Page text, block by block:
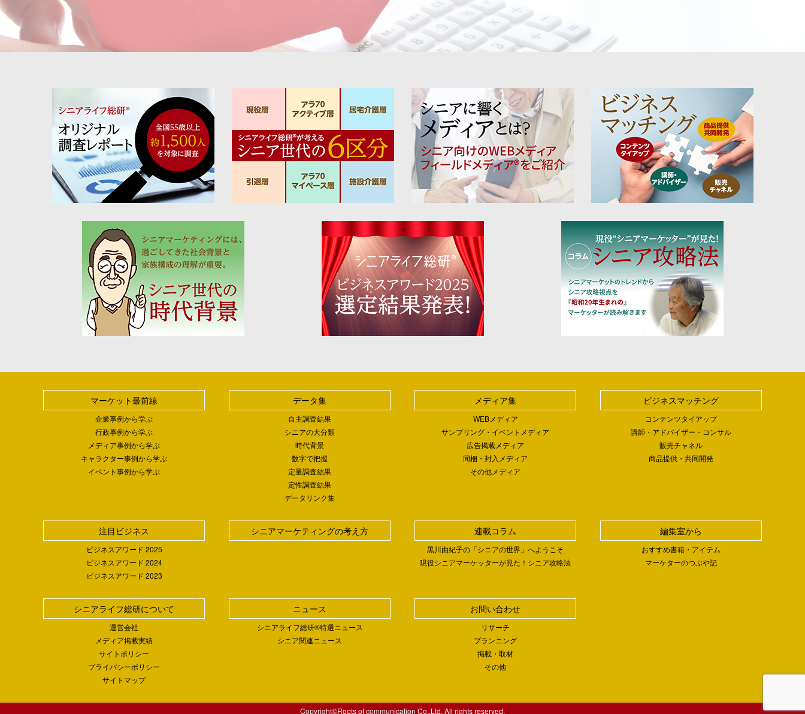
マーケット最前線
企業事例から学ぶ
行政事例から学ぶ
メディア事例から学ぶ
キャラクター事例から学ぶ
イベント事例から学ぶ
データ集
自主調査結果
シニアの大分類
時代背景
数字で把握
定量調査結果
定性調査結果
データリンク集
メディア集
WEBメディア
サンプリング・イベントメディア
広告掲載メディア
同梱・封入メディア
その他メディア
ビジネスマッチング
コンテンツタイアップ
講師・アドバイザー・コンサル
販売チャネル
商品提供・共同開発
注目ビジネス
ビジネスアワード 2025
ビジネスアワード 2024
ビジネスアワード 2023
シニアマーケティングの考え方 連載コラム
黒川由紀子の「シニアの世界」へようこそ
現役シニアマーケッターが見た！シニア攻略法
編集室から
おすすめ書籍・アイテム
マーケターのつぶや記
シニアライフ総研について
運営会社
メディア掲載実績
サイトポリシー
プライバシーポリシー
サイトマップ
ニュース
シニアライフ総研®特選ニュース
シニア関連ニュース
お問い合わせ
リサーチ
プランニング
掲載・取材
その他
Copyright©Roots of communication Co.,Ltd. All rights reserved.